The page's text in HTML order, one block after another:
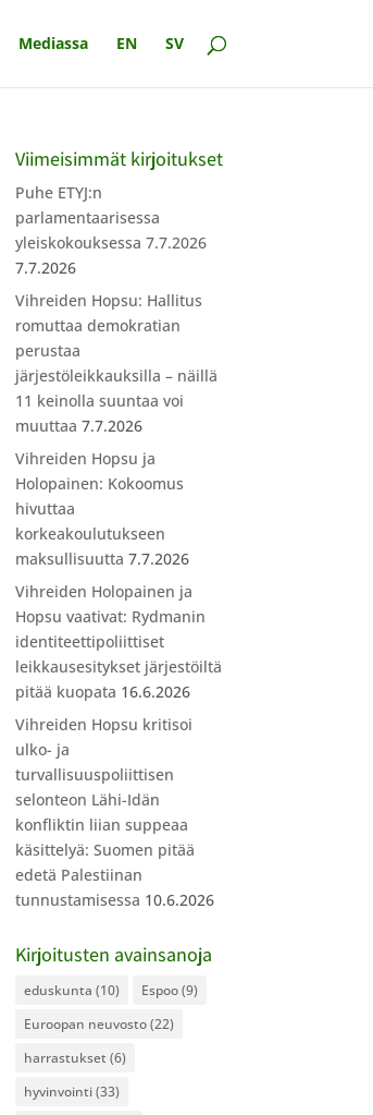
Mediassa EN SV
Viimeisimmät kirjoitukset
Puhe ETYJ:n
parlamentaarisessa
yleiskokouksessa 7.7.2026
7.7.2026
Vihreiden Hopsu: Hallitus
romuttaa demokratian
perustaa
järjestöleikkauksilla – näillä
11 keinolla suuntaa voi
muuttaa 7.7.2026
Vihreiden Hopsu ja
Holopainen: Kokoomus
hivuttaa
korkeakoulutukseen
maksullisuutta 7.7.2026
Vihreiden Holopainen ja
Hopsu vaativat: Rydmanin
identiteettipoliittiset
leikkausesitykset järjestöiltä
pitää kuopata 16.6.2026
Vihreiden Hopsu kritisoi
ulko- ja
turvallisuuspoliittisen
selonteon Lähi-Idän
konfliktin liian suppeaa
käsittelyä: Suomen pitää
edetä Palestiinan
tunnustamisessa 10.6.2026
Kirjoitusten avainsanoja
eduskunta (10) Espoo(9)
Euroopan neuvosto(22)
harrastukset (6)
hyvinvointi(33)